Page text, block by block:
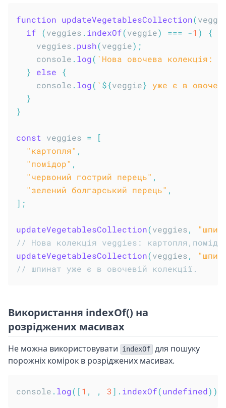
function updateVegetablesCollection(
if
(veggies . indexOf(veggie) === -1 )
{
    veggies
. push(veggie) ;
    console
. log( ` Нова овочева колекція:
}
else
{
    console
. log( ` ${veggie} уже є в
}
}
const veggies =
[
"картопля" ,
"помідор" ,
"червоний гострий перець" ,
"зелений болгарський перець" ,
] ;
updateVegetablesCollection(veggies,
// Нова колекція veggies:
updateVegetablesCollection(veggies,
// шпинат уже є в овочевій колекції.
Використання indexOf() на
розріджених масивах
Не можна використовувати indexOf для пошуку
порожніх комірок в розріджених масивах.
console . log( [1 , , 3 ] . indexOf(undefined) )